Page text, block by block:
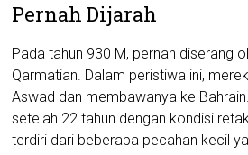
Pernah Dijarah
Pada tahun 930 M, pernah diserang
Qarmatian. Dalam peristiwa ini,
Aswad dan membawanya ke
setelah 22 tahun dengan kondisi
terdiri dari beberapa pecahan kecil